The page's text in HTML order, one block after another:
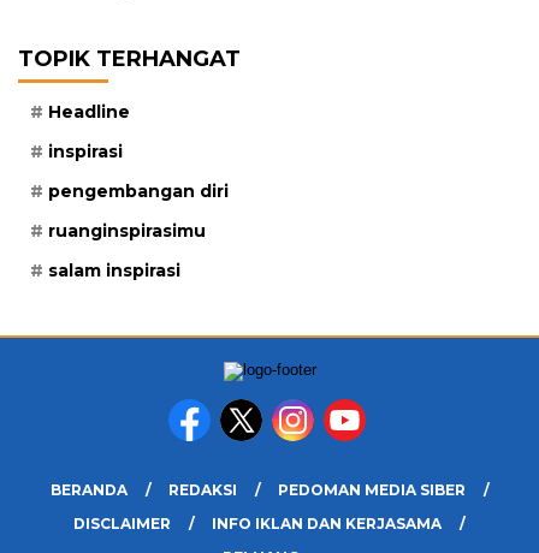
TOPIK TERHANGAT
Headline
inspirasi
pengembangan diri
ruanginspirasimu
salam inspirasi
BERANDA REDAKSI
PEDOMAN MEDIA SIBER
DISCLAIMER
INFO IKLAN DAN KERJASAMA